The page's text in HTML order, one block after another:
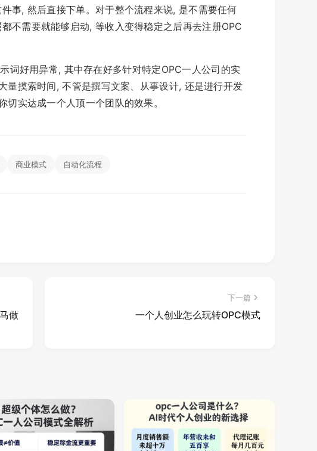
事, 然后直接下单。对于整个流程来说, 是不需要任何
不需要就能够启动, 等收入变得稳定之后再去注册OPC
好用异常, 其中存在好多针对特定OPC一人公司的实
量摸索时间, 不管是撰写文案、从事设计, 还是进行开发
实达成一个人顶一个团队的效果。
商业模式 自动化流程
做
下一篇
一个人创业怎么玩转OPC模式